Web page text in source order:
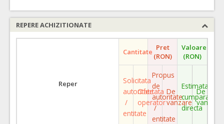
REPERE ACHIZITIONATE
Reper
Cantitate Pret
(RON)
Valoare
(RON)
Solicitata
autoritate
/
entitate
Ofertata
operator
Propus
de
autoritate
/
entitate
De
vanzare
Estimata
cumparare
directa
De
vanzare